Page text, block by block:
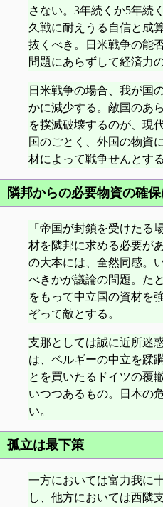
さない。3年続くか5年続
久戦に耐えうる自信と成
抜くべき。日米戦争の能
問題にあらずして経済力
日米戦争の場合、我が国
かに減少する。敵国のあ
を撲滅破壊するのが、現
国のごとく、外国の物資
材によって戦争せんとす
隣邦からの必要物資の確
「帝国が封鎖を受けたる
材を隣邦に求める必要が
の大本には、全然同感。
べきかが議論の問題。た
をもって中立国の資材を
ぞって敵とする。
支那としては誠に近所迷
は、ベルギーの中立を蹂
とを買いたるドイツの覆
いつつあるもの。日本の
い。
孤立は最下策
一方においては富力我に
し、他方においては西隣